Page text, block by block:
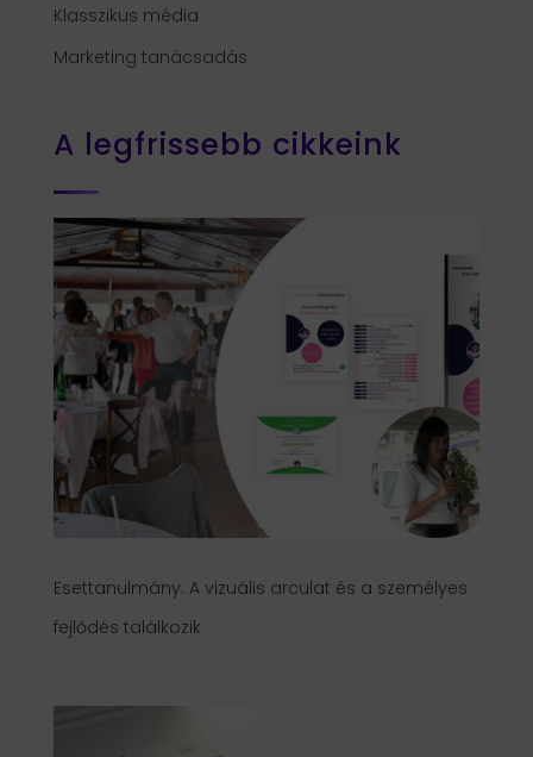
Klasszikus média
Marketing tanácsadás
A legfrissebb cikkeink
Esettanulmány: A vizuális arculat és a személyes
fejlődés találkozik